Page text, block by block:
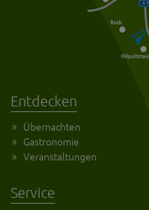
Entdecken
Übernachten
Gastronomie
Veranstaltungen
Service